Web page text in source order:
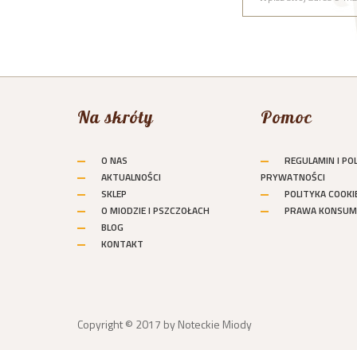
Na skróty
O NAS
AKTUALNOŚCI
SKLEP
O MIODZIE I PSZCZOŁACH
BLOG
KONTAKT
Pomoc
REGULAMIN I
PRYWATNOŚCI
POLITYKA
PRAWA
Copyright © 2017 by Noteckie Miody